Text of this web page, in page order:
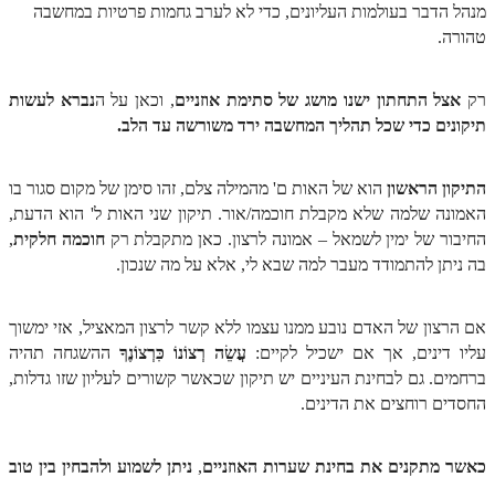
הזוהר הקדוש תצווה מתקדמים
ספר הזוהר הקדוש כי תשא מתקדמים
ספר הזוהר הקדוש ויקהל השקפה
ספר הזוהר הקדוש פיקודי מתחילים
ספר הזוהר הקדוש פיקודי מתקדמים
ספר הזוהר הקדוש זוהר ויקרא השקפה
ספר הזוהר הקדוש זוהר ויקרא מתקדמים
זוהר צו מתקדמים
מנהל הדבר בעולמות העליונים, כדי לא לערב גחמות פרטיות במחשבה
טהורה.
רק אצל התחתון ישנו מושג של סתימת אוזניים, וכאן על הנברא לעשות
תיקונים כדי שכל תהליך המחשבה ירד משורשה עד הלב.
התיקון הראשון הוא של האות ם' מהמילה צלם, זהו סימן של מקום סגור בו
האמונה שלמה שלא מקבלת חוכמה/אור. תיקון שני האות ל' הוא הדעת,
החיבור של ימין לשמאל – אמונה לרצון. כאן מתקבלת רקחוכמה חלקית,
בה ניתן להתמודד מעבר למה שבא לי, אלא על מה שנכון.
אם הרצון של האדם נובע ממנו עצמו ללא קשר לרצון המאציל, אזי ימשוך
עליו דינים, אך אם ישכיל לקיים: עֲשֵׂה רְצוֹנוֹ כִּרְצוֹנֶךָ ההשגחה תהיה
ברחמים. גם לבחינת העיניים יש תיקון שכאשר קשורים לעליון שזו גדלות,
החסדים רוחצים את הדינים.
כאשר מתקנים את בחינת שערות האוזניים, ניתן לשמוע ולהבחין בין טוב